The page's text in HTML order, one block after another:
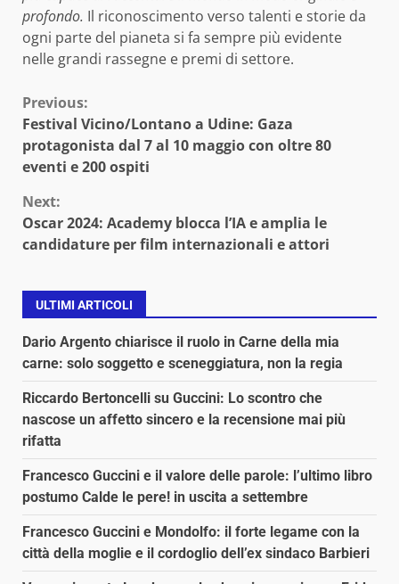
profondo. Il riconoscimento verso talenti e storie da
ogni parte del pianeta si fa sempre più evidente
nelle grandi rassegne e premi di settore.
Continue
Reading
Previous:
Festival Vicino/Lontano a Udine: Gaza
protagonista dal 7 al 10 maggio con oltre 80
eventi e 200 ospiti
Next:
Oscar 2024: Academy blocca l’IA e amplia le
candidature per film internazionali e attori
ULTIMI ARTICOLI
Dario Argento chiarisce il ruolo in Carne della mia
carne: solo soggetto e sceneggiatura, non la regia
Riccardo Bertoncelli su Guccini: Lo scontro che
nascose un affetto sincero e la recensione mai più
rifatta
Francesco Guccini e il valore delle parole: l’ultimo libro
postumo Calde le pere! in uscita a settembre
Francesco Guccini e Mondolfo: il forte legame con la
città della moglie e il cordoglio dell’ex sindaco Barbieri